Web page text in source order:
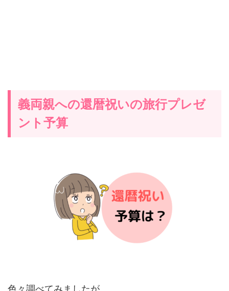
義両親への還暦祝いの旅行プレゼ
ント予算
色々調べてみましたが